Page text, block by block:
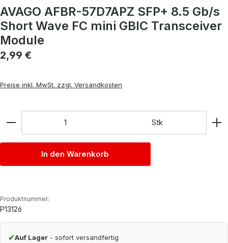
AVAGO AFBR-57D7APZ SFP+ 8.5 Gb/s
Short Wave FC mini GBIC Transceiver
Module
Regulärer Preis:
2,99 €
Preise inkl. MwSt. zzgl. Versandkosten
Stk
In den Warenkorb
Produktnummer:
P13126
✔Auf Lager - sofort versandfertig